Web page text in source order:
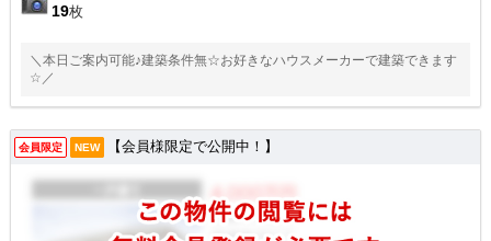
19枚
＼本日ご案内可能♪建築条件無☆お好きなハウスメーカーで建築できます
☆／
会員限定 NEW 【会員様限定で公開中！】